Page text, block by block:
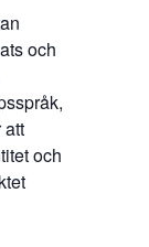
och
att
och